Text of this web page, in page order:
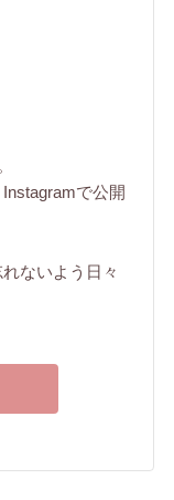
で公開
ないよう日々